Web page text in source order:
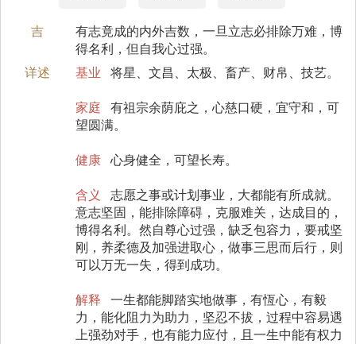
吉
有志竟成的内外吉数，一旦立志必排除万难，博
得名利，但自我心过强。
详述
基业 将星、文昌、太极、畜产、财帛、技艺。
家庭
有祖宗余荫庇之，心慈口硬，宜守和，可
望圆满。
健康 心身健全，可望长寿。
含义
志愿之事或计划事业，大都能有所成就。
意志坚固，能排除障碍，克服难关，达成目的，
博得名利。然自尊心过强，缺乏包容力，要戒坚
刚，养柔德及加强进取心，做事三思而后行，则
可以万无一失，得到成功。
解释
一生都能脚踏实地做事，有恆心，有毅
力，能化阻力为助力，坚忍不拔，过程中容易遇
上强劲对手，也有能力应付，且一生中能有权力